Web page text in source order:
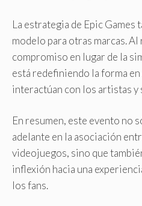
La estrategia de Epic
modelo para otras marcas.
compromiso en lugar de la
está redefiniendo la forma
interactúan con los artistas y
En resumen, este evento no
adelante en la asociación
videojuegos, sino que
inflexión hacia una
los fans.